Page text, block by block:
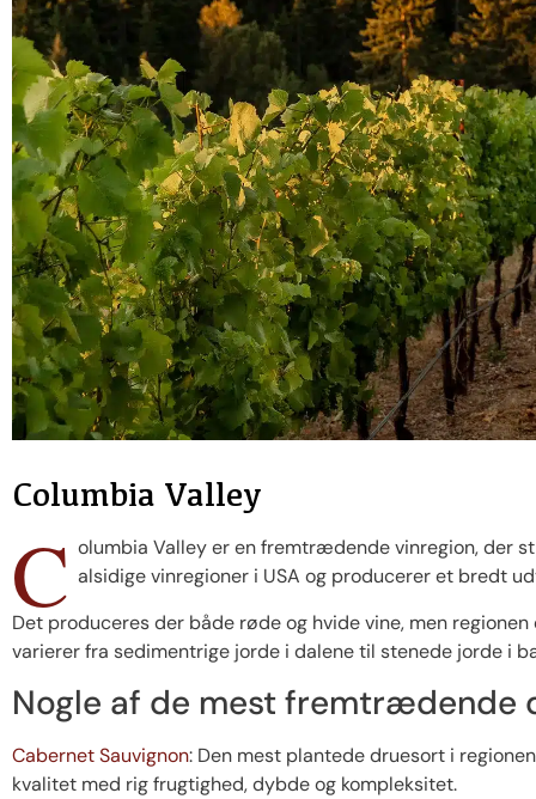
Columbia Valley
C olumbia Valley er en fremtrædende vinregion, der
alsidige vinregioner i USA og producerer et bredt
Det produceres der både røde og hvide vine, men
varierer fra sedimentrige jorde i dalene til stenede jorde i
Nogle af de mest fremtrædende
Cabernet Sauvignon: Den mest plantede druesort i
kvalitet med rig frugtighed, dybde og kompleksitet.